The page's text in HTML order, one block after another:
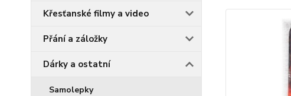
Křesťanské filmy a video
Přání a záložky
Dárky a ostatní
Samolepky